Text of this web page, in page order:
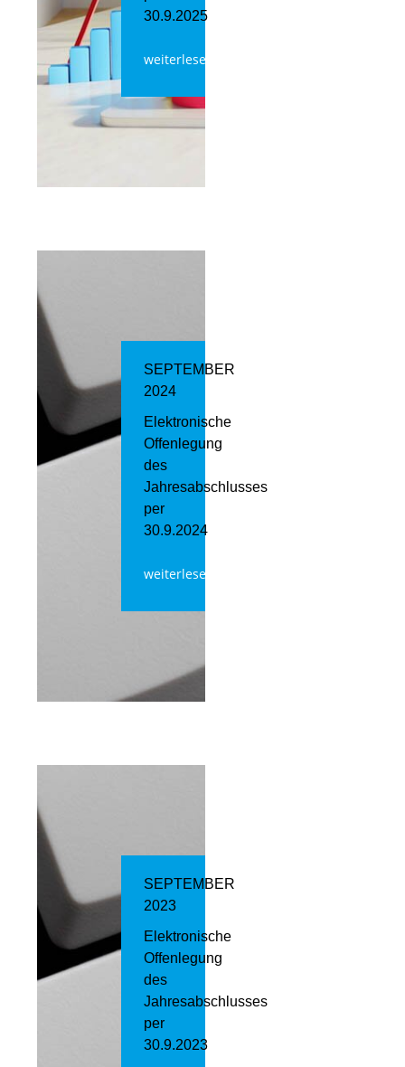
30.9.2025
weiterlesen
SEPTEMBER
2024
Elektronische
Offenlegung
des
Jahresabschlusses
per
30.9.2024
weiterlesen
SEPTEMBER
2023
Elektronische
Offenlegung
des
Jahresabschlusses
per
30.9.2023